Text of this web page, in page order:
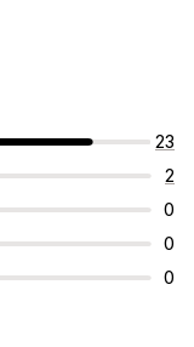
23
2
0
0
0